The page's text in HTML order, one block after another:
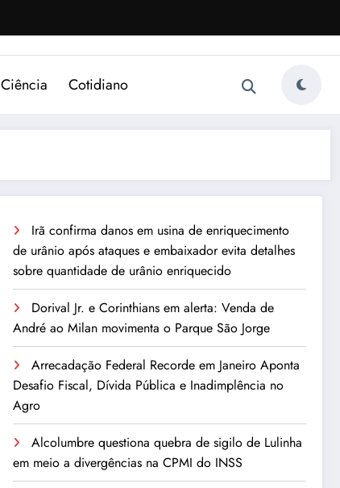
Ciência Cotidiano
Irã confirma danos em usina de enriquecimento
de urânio após ataques e embaixador evita detalhes
sobre quantidade de urânio enriquecido
Dorival Jr. e Corinthians em alerta: Venda de
André ao Milan movimenta o Parque São Jorge
Arrecadação Federal Recorde em Janeiro Aponta
Desafio Fiscal, Dívida Pública e Inadimplência no
Agro
Alcolumbre questiona quebra de sigilo de Lulinha
em meio a divergências na CPMI do INSS